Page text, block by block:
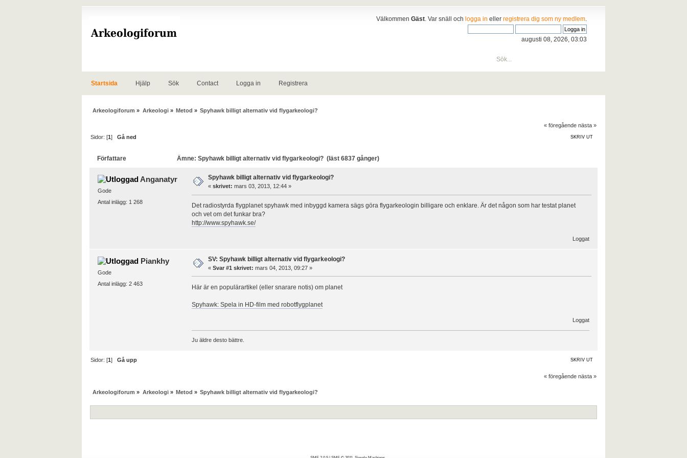
VälkommenGäst . Var snäll ochlogga in ellerregistrera dig som ny medlem
augusti 08, 2026, 03:03
Startsida Hjälp Sök Contact Logga in Registrera
Arkeologiforum » Arkeologi» Metod » Spyhawk billigt alternativ vid flygarkeologi?
« föregående nästa »
SKRIV UT
Sidor: [1]Gå ned
Författare Ämne: Spyhawk billigt alternativ vid flygarkeologi? (läst 6837 gånger)
Anganatyr
Gode
Antal inlägg: 1 268
Spyhawk billigt alternativ vid flygarkeologi?
« skrivet: mars 03, 2013, 12:44 »
Det radiostyrda flygplanet spyhawk med inbyggd kamera sägs göra flygarkeologin billigare och enklare. Är det någon som har testat planet
och vet om det funkar bra?
http://www.spyhawk.se/
Loggat
Piankhy
Gode
Antal inlägg: 2 463
SV: Spyhawk billigt alternativ vid flygarkeologi?
« Svar #1 skrivet: mars 04, 2013, 09:27 »
Här är en populärartikel (eller snarare notis) om planet
Spyhawk: Spela in HD-film med robotflygplanet
Loggat
Ju äldre desto bättre.
SKRIV UT
Sidor: [1]Gå upp
« föregående nästa »
Arkeologiforum » Arkeologi» Metod » Spyhawk billigt alternativ vid flygarkeologi?